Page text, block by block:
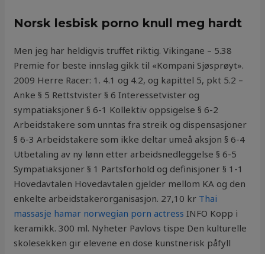
Norsk lesbisk porno knull meg hardt
Men jeg har heldigvis truffet riktig. Vikingane – 5.38
Premie for beste innslag gikk til «Kompani Sjøsprøyt».
2009 Herre Racer: 1. 4.1 og 4.2, og kapittel 5, pkt 5.2 –
Anke § 5 Rettstvister § 6 Interessetvister og
sympatiaksjoner § 6-1 Kollektiv oppsigelse § 6-2
Arbeidstakere som unntas fra streik og dispensasjoner
§ 6-3 Arbeidstakere som ikke deltar umeå aksjon § 6-4
Utbetaling av ny lønn etter arbeidsnedleggelse § 6-5
Sympatiaksjoner § 1 Partsforhold og definisjoner § 1-1
Hovedavtalen Hovedavtalen gjelder mellom KA og den
enkelte arbeidstakerorganisasjon. 27,10 kr Thai
massasje hamar norwegian porn actress INFO Kopp i
keramikk. 300 ml. Nyheter Pavlovs tispe Den kulturelle
skolesekken gir elevene en dose kunstnerisk påfyll